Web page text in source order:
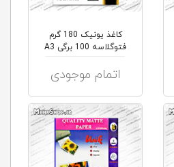
کاغذ یونیک 180 گرم
فتوگلاسه 100 برگی A3
اتمام موجودی